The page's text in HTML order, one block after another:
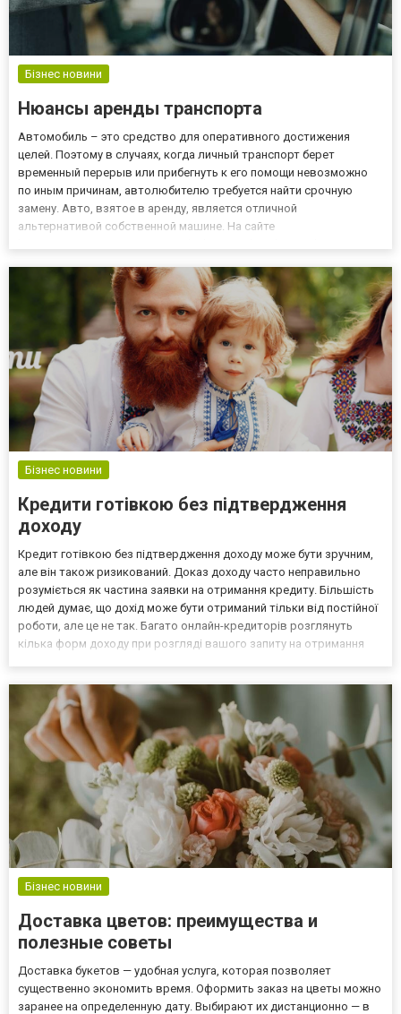
Бізнес новини
Нюансы аренды транспорта
Автомобиль – это средство для оперативного достижения
целей. Поэтому в случаях, когда личный транспорт берет
временный перерыв или прибегнуть к его помощи невозможно
по иным причинам, автолюбителю требуется найти срочную
замену. Авто, взятое в аренду, является отличной
альтернативой собственной машине. На сайте
марки и вместимости по до...
Бізнес новини
Кредити готівкою без підтвердження
доходу
Кредит готівкою без підтвердження доходу може бути зручним,
але він також ризикований. Доказ доходу часто неправильно
розуміється як частина заявки на отримання кредиту. Більшість
людей думає, що дохід може бути отриманий тільки від постійної
роботи, але це не так. Багато онлайн-кредиторів розглянуть
кілька форм доходу при розгляді вашого запиту на отримання
Бізнес новини
Доставка цветов: преимущества и
полезные советы
Доставка букетов — удобная услуга, которая позволяет
существенно экономить время. Оформить заказ на цветы можно
заранее на определенную дату. Выбирают их дистанционно — в